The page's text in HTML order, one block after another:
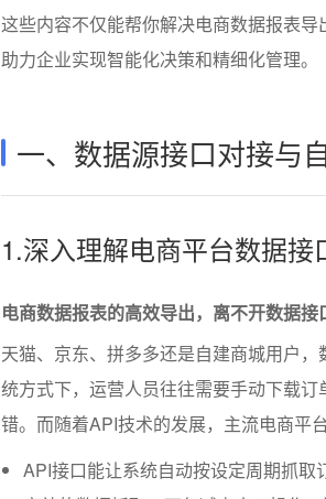
这些内容不仅能帮你解决电商数据报表
助力企业实现智能化决策和精细化管理。
一、数据源接口对接与
1.深入理解电商平台数据接
电商数据报表的高效导出，离不开数据接
天猫、京东、拼多多还是自建商城用户
统方式下，运营人员往往需要手动下载
错。而随着API技术的发展，主流电商平
API接口能让系统自动按设定周期抓取